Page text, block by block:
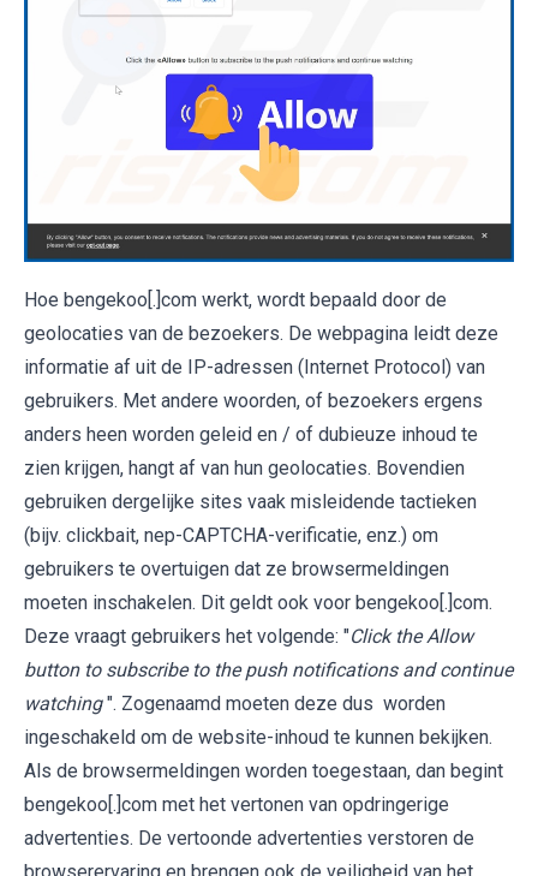
Hoe bengekoo[.]com werkt, wordt bepaald door de
geolocaties van de bezoekers. De webpagina leidt deze
informatie af uit de IP-adressen (Internet Protocol) van
gebruikers. Met andere woorden, of bezoekers ergens
anders heen worden geleid en / of dubieuze inhoud te
zien krijgen, hangt af van hun geolocaties. Bovendien
gebruiken dergelijke sites vaak misleidende tactieken
(bijv. clickbait, nep-CAPTCHA-verificatie, enz.) om
gebruikers te overtuigen dat ze browsermeldingen
moeten inschakelen. Dit geldt ook voor bengekoo[.]com.
Deze vraagt gebruikers het volgende: "Click the Allow
button to subscribe to the push notifications and continue
watching ". Zogenaamd moeten deze dus worden
ingeschakeld om de website-inhoud te kunnen bekijken.
Als de browsermeldingen worden toegestaan, dan begint
bengekoo[.]com met het vertonen van opdringerige
advertenties. De vertoonde advertenties verstoren de